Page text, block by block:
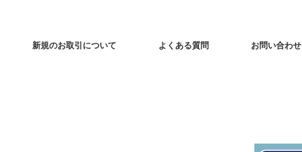
新規のお取引について よくある質問 お問い合わせ